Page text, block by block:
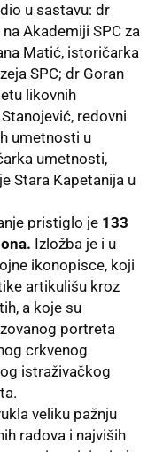
u sastavu: dr
Akademiji SPC za
Matić, istoričarka
SPC; dr Goran
likovnih
redovni
umetnosti u
umetnosti,
Stara Kapetanija u
pristiglo je 133
Izložba je i u
ikonopisce, koji
artikulišu kroz
a koje su
portreta
crkvenog
istraživačkog
veliku pažnju
radova i najviših